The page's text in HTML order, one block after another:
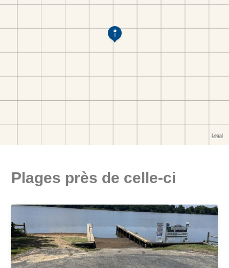
Plages près de celle-ci